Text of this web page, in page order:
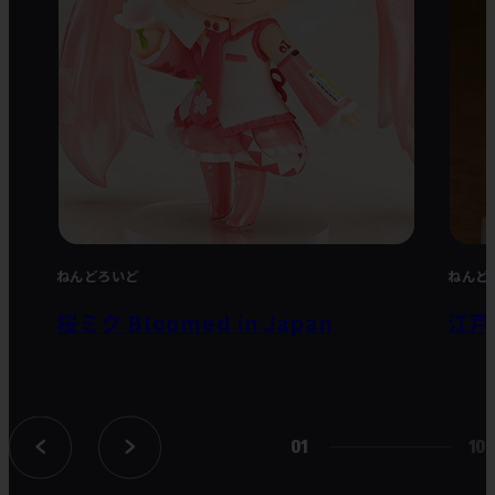
ねんどろいど
桜ミク Bloomed in Japan
ねんど
江
01 10